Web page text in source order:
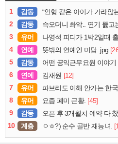
1 감동 “인형 같은 아이가 가라앉는데”…수
2
감동 슥오더니 촤악.. 연기 뚫고는 가슴
3
유머 나영석 피디가 1박2일때
4
연예 뜻밖의 연예인 미담..jpg
5
감동 어떤 공익근무요원 이야기
6
연예 김채원 [12]
7
유머 파브리도 이해 안가는 한
8
유머 요즘 폐미 근황. [45]
9
감동 오픈 후 3개월치 예약 다
10
계층 ㅇㅎ?) 순수 골반 재능녀.